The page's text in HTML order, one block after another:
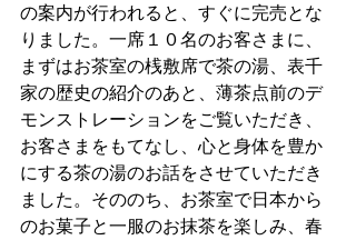
の案内が行われると、すぐに完売とな
りました。一席１０名のお客さまに、
まずはお茶室の桟敷席で茶の湯、表千
家の歴史の紹介のあと、薄茶点前のデ
モンストレーションをご覧いただき、
お客さまをもてなし、心と身体を豊か
にする茶の湯のお話をさせていただき
ました。そののち、お茶室で日本から
のお菓子と一服のお抹茶を楽しみ、春